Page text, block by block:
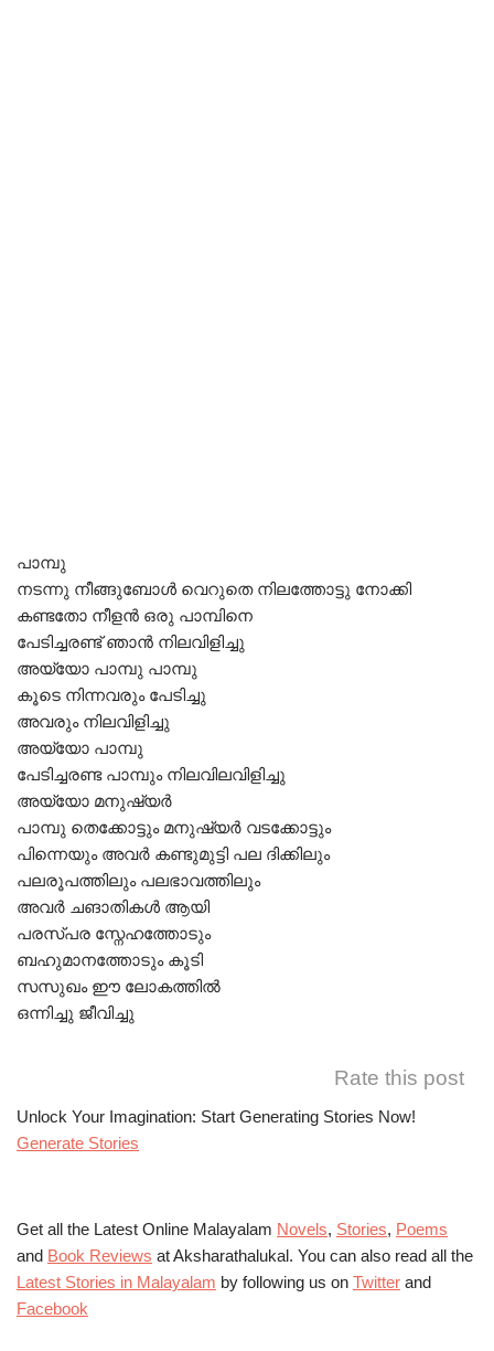
പാമ്പു
നടന്നു നീങ്ങുബോൾ വെറുതെ നിലത്തോട്ടു നോക്കി
കണ്ടതോ നീളൻ ഒരു പാമ്പിനെ
പേടിച്ചരണ്ട് ഞാൻ നിലവിളിച്ചു
അയ്യോ പാമ്പു പാമ്പു
കൂടെ നിന്നവരും പേടിച്ചു
അവരും നിലവിളിച്ചു
അയ്യോ പാമ്പു
പേടിച്ചരണ്ട പാമ്പും നിലവിലവിളിച്ചു
അയ്യോ മനുഷ്യർ
പാമ്പു തെക്കോട്ടും മനുഷ്യർ വടക്കോട്ടും
പിന്നെയും അവർ കണ്ടുമുട്ടി പല ദിക്കിലും
പലരൂപത്തിലും പലഭാവത്തിലും
അവർ ചങാതികൾ ആയി
പരസ്പര സ്നേഹത്തോടും
ബഹുമാനത്തോടും കൂടി
സസുഖം ഈ ലോകത്തിൽ
ഒന്നിച്ചു ജീവിച്ചു
Rate this post
Unlock Your Imagination: Start Generating Stories Now!
Generate Stories
Get all the Latest Online Malayalam Novels, Stories, Poems
and Book Reviews at Aksharathalukal. You can also read all the
Latest Stories in Malayalam by following us on Twitter and
Facebook